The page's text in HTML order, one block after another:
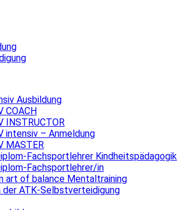
Ausbildung
COACH
INSTRUCTOR
intensiv – Anmeldung
MASTER
Fachsportlehrer Kindheitspädagogik
Fachsportlehrer/in
art of balance Mentaltraining
der ATK-Selbstverteidigung